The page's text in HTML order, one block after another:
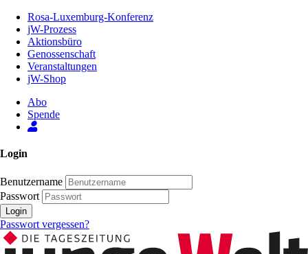
Inhalt
Seite
Rosa-Luxemburg-Konferenz
jW-Prozess
Aktionsbüro
Genossenschaft
Veranstaltungen
jW-Shop
Abo
Spende
Login
Benutzername
Passwort
Login
Passwort vergessen?